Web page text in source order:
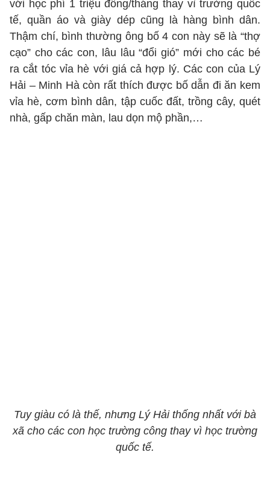
với học phí 1 triệu đồng/tháng thay vì trường quốc
tế, quần áo và giày dép cũng là hàng bình dân.
Thậm chí, bình thường ông bố 4 con này sẽ là “thợ
cạo” cho các con, lâu lâu “đổi gió” mới cho các bé
ra cắt tóc vỉa hè với giá cả hợp lý. Các con của Lý
Hải – Minh Hà còn rất thích được bố dẫn đi ăn kem
vỉa hè, cơm bình dân, tập cuốc đất, trồng cây, quét
nhà, gấp chăn màn, lau dọn mộ phần,…
Tuy giàu có là thế, nhưng Lý Hải thống nhất với bà
xã cho các con học trường công thay vì học trường
quốc tế.